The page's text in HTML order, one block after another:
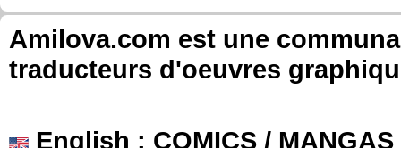
Amilova.com est une
traducteurs d'oeuvres
English : COMICS /